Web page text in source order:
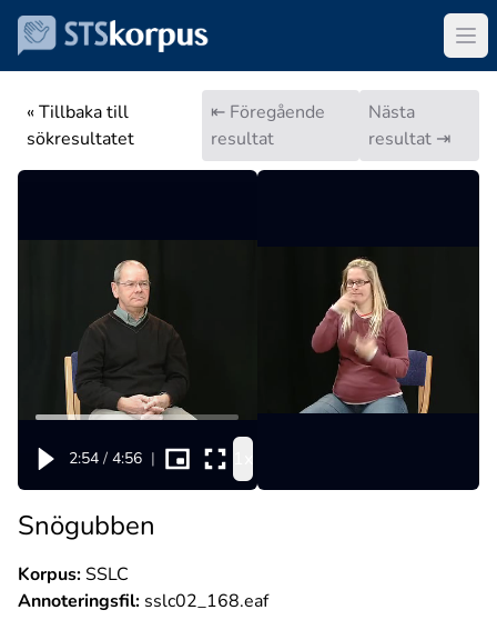
« Tillbaka till
sökresultatet
⇤ Föregående
resultat
Nästa
resultat ⇥
2:54 / 4:56 |
Snögubben
Korpus:SSLC
Annoteringsfil: sslc02_168.eaf